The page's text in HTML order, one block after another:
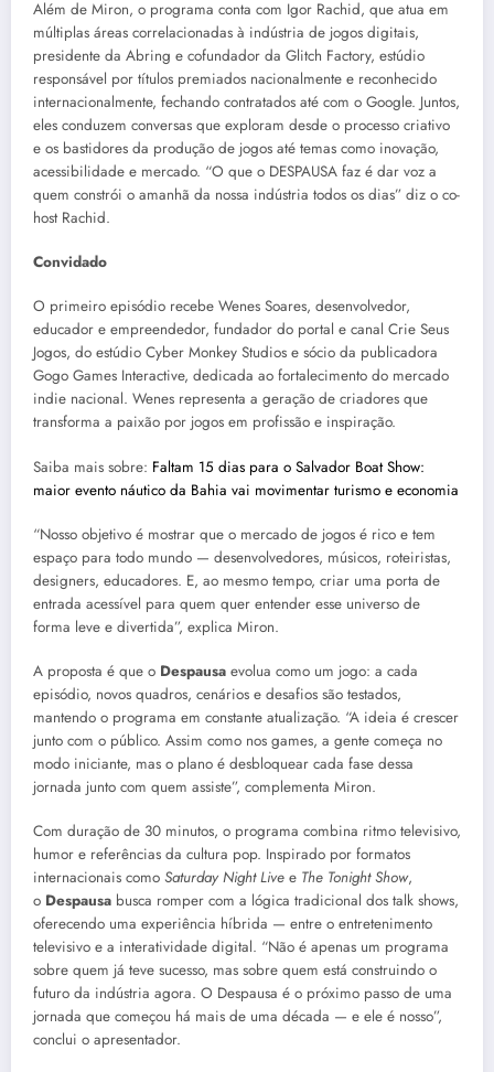
Além de Miron, o programa conta com Igor Rachid, que atua em
múltiplas áreas correlacionadas à indústria de jogos digitais,
presidente da Abring e cofundador da Glitch Factory, estúdio
responsável por títulos premiados nacionalmente e reconhecido
internacionalmente, fechando contratados até com o Google. Juntos,
eles conduzem conversas que exploram desde o processo criativo
e os bastidores da produção de jogos até temas como inovação,
acessibilidade e mercado. “O que o DESPAUSA faz é dar voz a
quem constrói o amanhã da nossa indústria todos os dias” diz o co-
host Rachid.
Convidado
O primeiro episódio recebe Wenes Soares, desenvolvedor,
educador e empreendedor, fundador do portal e canal Crie Seus
Jogos, do estúdio Cyber Monkey Studios e sócio da publicadora
Gogo Games Interactive, dedicada ao fortalecimento do mercado
indie nacional. Wenes representa a geração de criadores que
transforma a paixão por jogos em profissão e inspiração.
Saiba mais sobre: Faltam 15 dias para o Salvador Boat Show:
maior evento náutico da Bahia vai movimentar turismo e economia
“Nosso objetivo é mostrar que o mercado de jogos é rico e tem
espaço para todo mundo — desenvolvedores, músicos, roteiristas,
designers, educadores. E, ao mesmo tempo, criar uma porta de
entrada acessível para quem quer entender esse universo de
forma leve e divertida”, explica Miron.
A proposta é que o Despausa evolua como um jogo: a cada
episódio, novos quadros, cenários e desafios são testados,
mantendo o programa em constante atualização. “A ideia é crescer
junto com o público. Assim como nos games, a gente começa no
modo iniciante, mas o plano é desbloquear cada fase dessa
jornada junto com quem assiste”, complementa Miron.
Com duração de 30 minutos, o programa combina ritmo televisivo,
humor e referências da cultura pop. Inspirado por formatos
internacionais como Saturday Night Live e The Tonight Show,
o Despausa busca romper com a lógica tradicional dos talk shows,
oferecendo uma experiência híbrida — entre o entretenimento
televisivo e a interatividade digital. “Não é apenas um programa
sobre quem já teve sucesso, mas sobre quem está construindo o
futuro da indústria agora. O Despausa é o próximo passo de uma
jornada que começou há mais de uma década — e ele é nosso”,
conclui o apresentador.